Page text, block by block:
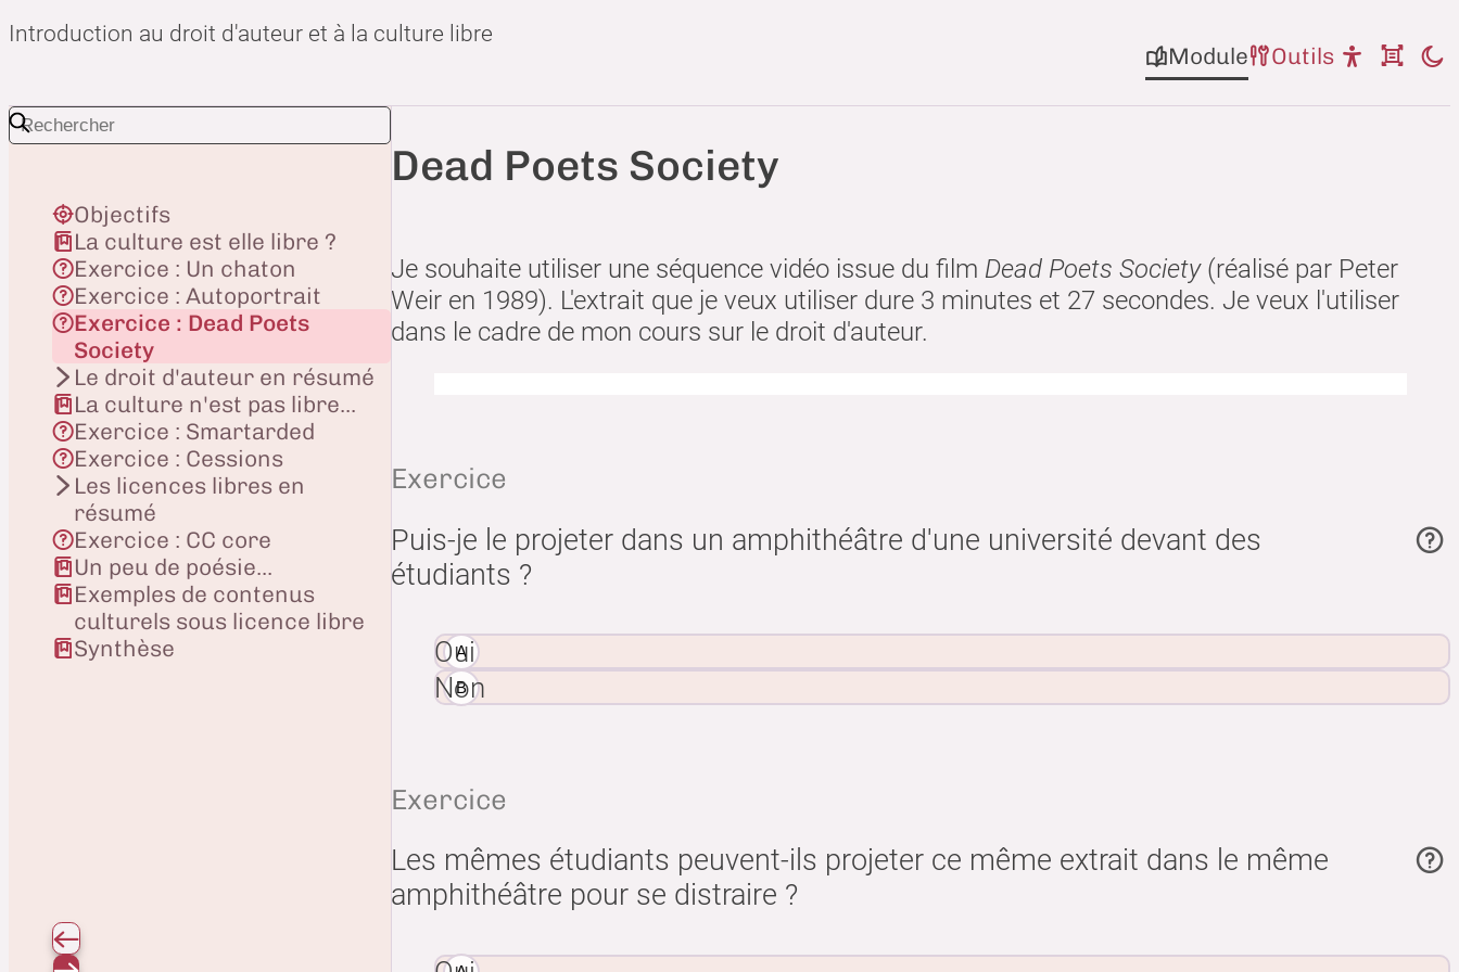
Introduction au droit d'auteur et à la culture libre
Module
Outils
Dead Poets Society
Je souhaite utiliser une séquence vidéo issue du film Dead Poets Society(réalisé par Peter
Weir en 1989). L'extrait que je veux utiliser dure 3 minutes et 27 secondes. Je veux l'utiliser
dans le cadre de mon cours sur le droit d'auteur.
Vitesse de lecture
0.5
1.75
2
Exercice
Puis-je le projeter dans un amphithéâtre d'une université devant des
étudiants ?
Oui
Non
Exercice
Les mêmes étudiants peuvent-ils projeter ce même extrait dans le même
amphithéâtre pour se distraire ?
Objectifs
La culture est elle libre ?
Exercice : Un chaton
Exercice : Autoportrait
Exercice : Dead Poets
Society
Le droit d'auteur en résumé
La culture n'est pas libre...
Exercice : Smartarded
Exercice : Cessions
Les licences libres en
résumé
Exercice : CC core
Un peu de poésie...
Exemples de contenus
culturels sous licence libre
Synthèse